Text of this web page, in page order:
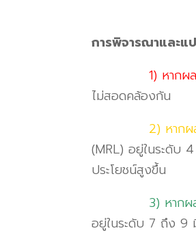
การพิจารณาและแ
1) หากผลการ
ไม่สอดคล้องกัน
2) หากผ
(MRL)อยู่ในระดับ 4
ประโยชน์สูงขึ้น
3) หากผ
อยู่ในระดับ 7 ถึง9